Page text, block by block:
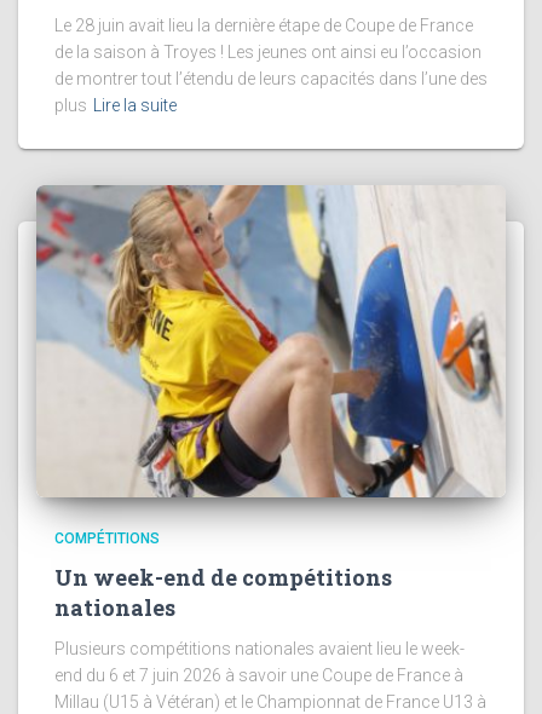
Le 28 juin avait lieu la dernière étape de Coupe de France
de la saison à Troyes ! Les jeunes ont ainsi eu l’occasion
de montrer tout l’étendu de leurs capacités dans l’une des
plus
Lire la suite
COMPÉTITIONS
Un week-end de compétitions
nationales
Plusieurs compétitions nationales avaient lieu le week-
end du 6 et 7 juin 2026 à savoir une Coupe de France à
Millau (U15 à Vétéran) et le Championnat de France U13 à